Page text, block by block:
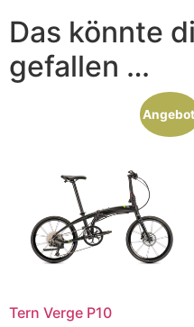
Das könnte
gefallen …
Tern Verge P10